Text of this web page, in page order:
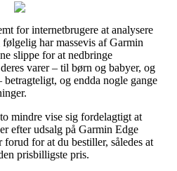
for internetbrugere at analysere
har massevis af Garmin
slippe for at nedbringe
varer – til børn og babyer, og
og endda nogle gange
mindre vise sig fordelagtigt at
efter udsalg på Garmin Edge
for at du bestiller, således at
prisbilligste pris.